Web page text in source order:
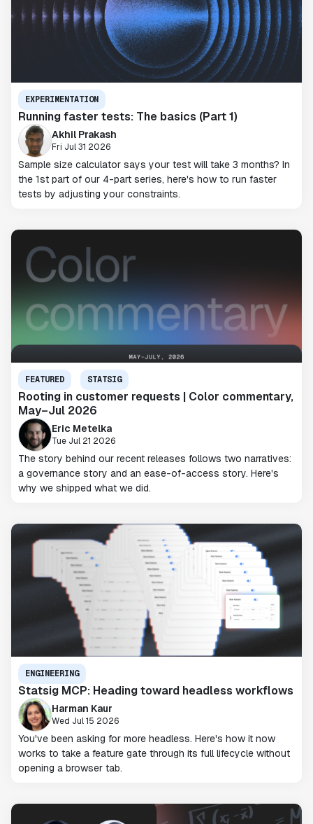
EXPERIMENTATION
Running faster tests: The basics (Part 1)
Akhil Prakash
Fri Jul 31 2026
Sample size calculator says your test will take 3 months? In
the 1st part of our 4-part series, here's how to run faster
tests by adjusting your constraints.
FEATURED STATSIG
Rooting in customer requests | Color commentary,
May–Jul 2026
Eric Metelka
Tue Jul 21 2026
The story behind our recent releases follows two narratives:
a governance story and an ease-of-access story. Here's
why we shipped what we did.
ENGINEERING
Statsig MCP: Heading toward headless workflows
Harman Kaur
Wed Jul 15 2026
You've been asking for more headless. Here's how it now
works to take a feature gate through its full lifecycle without
opening a browser tab.